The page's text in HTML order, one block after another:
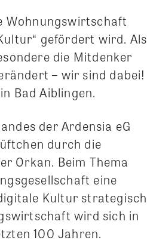
Wohnungswirtschaft
gefördert wird. Als
die Mitdenker
– wir sind dabei!
Bad Aiblingen.
der Ardensia eG
durch die
Orkan. Beim Thema
eine
Kultur strategisch
wird sich in
100 Jahren.